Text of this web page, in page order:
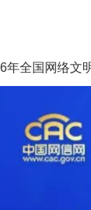
国网络文明